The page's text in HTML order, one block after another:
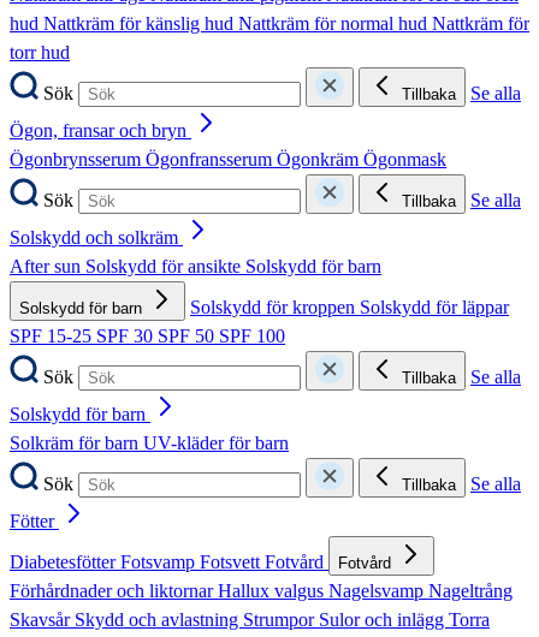
hud Nattkräm för känslig hud Nattkräm för normal hud Nattkräm för
torr hud
Sök
Tillbaka
Se alla
Ögon, fransar och bryn
Ögonbrynsserum Ögonfransserum Ögonkräm Ögonmask
Sök
Tillbaka
Se alla
Solskydd och solkräm
After sun Solskydd för ansikte Solskydd för barn
Solskydd för barn Solskydd för kroppen Solskydd för läppar
SPF 15-25 SPF 30 SPF 50 SPF 100
Sök
Tillbaka
Se alla
Solskydd för barn
Solkräm för barn UV-kläder för barn
Sök
Tillbaka
Se alla
Fötter
DiabetesfötterFotsvamp FotsvettFotvård Fotvård
Förhårdnader och liktornarHallux valgus Nagelsvamp Nageltrång
Skavsår Skydd och avlastning Strumpor Sulor och inlägg Torra